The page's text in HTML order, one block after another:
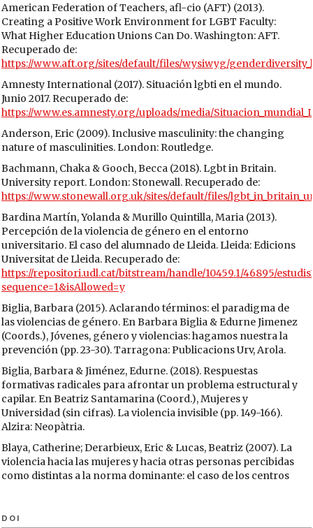
American Federation of Teachers, afl-cio (AFT) (2013).
Creating a Positive Work Environment for LGBT Faculty:
What Higher Education Unions Can Do. Washington: AFT.
Recuperado de:
https://www.aft.org/sites/default/files/wysiwyg/
Amnesty International (2017). Situación lgbti en el mundo.
Junio 2017. Recuperado de:
https://www.es.amnesty.org/uploads/media/
Anderson, Eric (2009). Inclusive masculinity: the changing
nature of masculinities. London: Routledge.
Bachmann, Chaka & Gooch, Becca (2018). Lgbt in Britain.
University report. London: Stonewall. Recuperado de:
https://www.stonewall.org.uk/sites/default/files/
Bardina Martín, Yolanda & Murillo Quintilla, Maria (2013).
Percepción de la violencia de género en el entorno
universitario. El caso del alumnado de Lleida. Lleida: Edicions
Universitat de Lleida. Recuperado de:
https://repositori.udl.cat/bitstream/handle/10459.1/46895/
sequence=1&isAllowed=y
Biglia, Barbara (2015). Aclarando términos: el paradigma de
las violencias de género. En Barbara Biglia & Edurne Jimenez
(Coords.), Jóvenes, género y violencias: hagamos nuestra la
prevención (pp. 23-30). Tarragona: Publicacions Urv, Arola.
Biglia, Barbara & Jiménez, Edurne. (2018). Respuestas
formativas radicales para afrontar un problema estructural y
capilar. En Beatriz Santamarina (Coord.), Mujeres y
Universidad (sin cifras). La violencia invisible (pp. 149-166).
Alzira: Neopàtria.
Blaya, Catherine; Derarbieux, Eric & Lucas, Beatriz (2007). La
violencia hacia las mujeres y hacia otras personas percibidas
como distintas a la norma dominante: el caso de los centros
Borraz, Marta (2018, 27 de noviembre). "Maricón y socialista":
DOI